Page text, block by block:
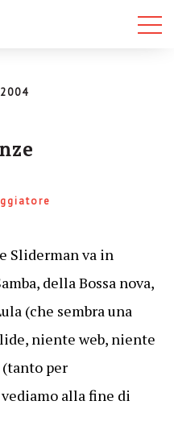
Sliderman va in
della Bossa nova,
(che sembra una
niente web, niente
per
alla fine di